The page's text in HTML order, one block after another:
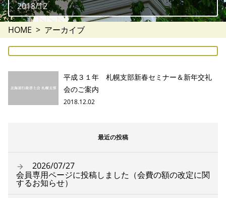
2018/12
HOME アーカイブ
平成３１年 札幌支部新春セミナー＆新年交礼
会のご案内
2018.12.02
最近の投稿
2026/07/27
会員専用ページに投稿しました（会費の額の改定に関
するお知らせ）